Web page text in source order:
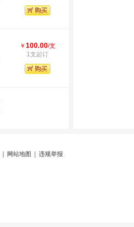
￥ 100.00/支
1支起订
网站地图 违规举报